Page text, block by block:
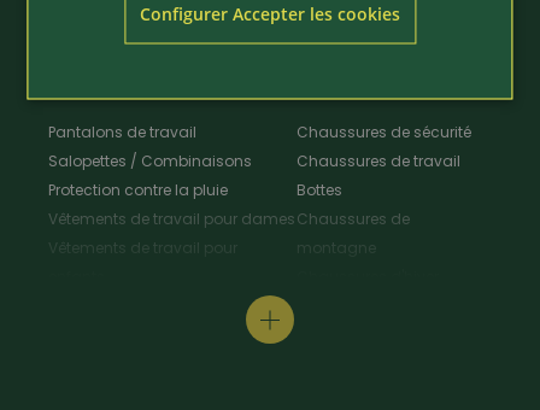
Vêtements de travail
Pantalons de travail
Salopettes / Combinaisons
Protection contre la pluie
Vêtements de travail pour dames
Vêtements de travail pour
Tabliers & Manteaux de travail
Chaussures
Chaussures de sécurité
Chaussures de travail
Bottes
Chaussures de
montagne
Configurer Accepter les cookies